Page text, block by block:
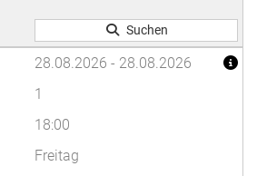
Suchen
28.08.2026 - 28.08.2026
1
18:00
Freitag